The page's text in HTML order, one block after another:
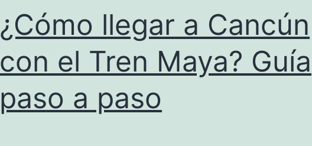
¿Cómo llegar a Cancún
con el Tren Maya? Guía
paso a paso